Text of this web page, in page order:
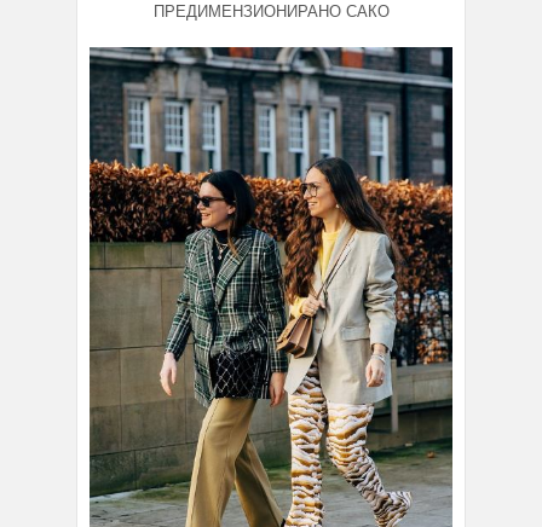
ПРЕДИМЕНЗИОНИРАНО САКО